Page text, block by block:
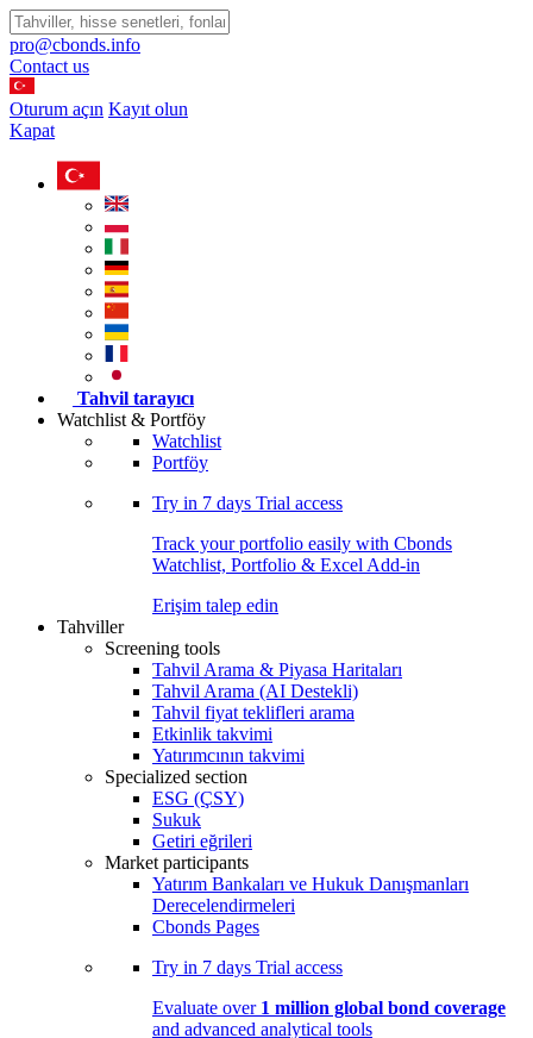
pro@cbonds.info
Contact us
Oturum açın Kayıt olun
Kapat
Tahvil tarayıcı
Watchlist & Portföy
Watchlist
Portföy
Try in 7 days Trial access
Track your portfolio easily with Cbonds
Watchlist, Portfolio & Excel Add-in
Erişim talep edin
Tahviller
Screening tools
Tahvil Arama & Piyasa Haritaları
Tahvil Arama (AI Destekli)
Tahvil fiyat teklifleri arama
Etkinlik takvimi
Yatırımcının takvimi
Specialized section
ESG (ÇSY)
Sukuk
Getiri eğrileri
Market participants
Yatırım Bankaları ve Hukuk Danışmanları
Derecelendirmeleri
Cbonds Pages
Try in 7 days Trial access
Evaluate over 1 million global bond coverage
and advanced analytical tools